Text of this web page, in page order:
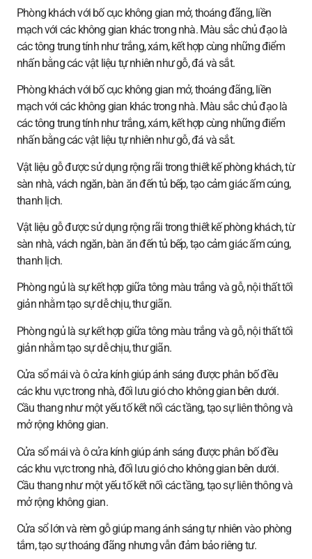
Phòng khách với bố cục không gian mở, thoáng đãng, liền
mạch với các không gian khác trong nhà. Màu sắc chủ đạo là
các tông trung tính như trắng, xám, kết hợp cùng những điểm
nhấn bằng các vật liệu tự nhiên như gỗ, đá và sắt.
Phòng khách với bố cục không gian mở, thoáng đãng, liền
mạch với các không gian khác trong nhà. Màu sắc chủ đạo là
các tông trung tính như trắng, xám, kết hợp cùng những điểm
nhấn bằng các vật liệu tự nhiên như gỗ, đá và sắt.
Vật liệu gỗ được sử dụng rộng rãi trong thiết kế phòng khách, từ
sàn nhà, vách ngăn, bàn ăn đến tủ bếp, tạo cảm giác ấm cúng,
thanh lịch.
Vật liệu gỗ được sử dụng rộng rãi trong thiết kế phòng khách, từ
sàn nhà, vách ngăn, bàn ăn đến tủ bếp, tạo cảm giác ấm cúng,
thanh lịch.
Phòng ngủ là sự kết hợp giữa tông màu trắng và gỗ, nội thất tối
giản nhằm tạo sự dễ chịu, thư giãn.
Phòng ngủ là sự kết hợp giữa tông màu trắng và gỗ, nội thất tối
giản nhằm tạo sự dễ chịu, thư giãn.
Cửa sổ mái và ô cửa kính giúp ánh sáng được phân bố đều
các khu vực trong nhà, đối lưu gió cho không gian bên dưới.
Cầu thang như một yếu tố kết nối các tầng, tạo sự liên thông và
mở rộng không gian.
Cửa sổ mái và ô cửa kính giúp ánh sáng được phân bố đều
các khu vực trong nhà, đối lưu gió cho không gian bên dưới.
Cầu thang như một yếu tố kết nối các tầng, tạo sự liên thông và
mở rộng không gian.
Cửa sổ lớn và rèm gỗ giúp mang ánh sáng tự nhiên vào phòng
tắm, tạo sự thoáng đãng nhưng vẫn đảm bảo riêng tư.